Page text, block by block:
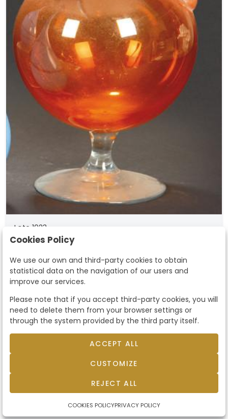
Lote 1023
Jarra de cristal de Murano
naranja
transparente y naranja.. Altura: 33 cm
Starting price 90 €
sold by110 €
Cookies Policy
We use our own and third-party cookies to obtain
statistical data on the navigation of our users and
improve our services.
Please note that if you accept third-party cookies, you will
need to delete them from your browser settings or
through the system provided by the third party itself.
ACCEPT ALL
CUSTOMIZE
REJECT ALL
COOKIES POLICYPRIVACY POLICY